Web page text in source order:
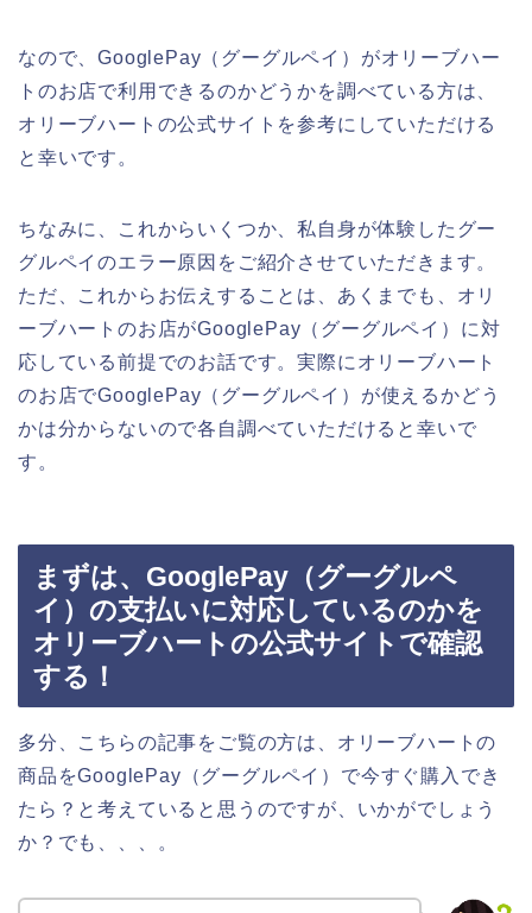
なので、GooglePay（グーグルペイ）がオリーブハー
トのお店で利用できるのかどうかを調べている方は、
オリーブハートの公式サイトを参考にしていただける
と幸いです。
ちなみに、これからいくつか、私自身が体験したグー
グルペイのエラー原因をご紹介させていただきます。
ただ、これからお伝えすることは、あくまでも、オリ
ーブハートのお店がGooglePay（グーグルペイ）に対
応している前提でのお話です。実際にオリーブハート
のお店でGooglePay（グーグルペイ）が使えるかどう
かは分からないので各自調べていただけると幸いで
す。
まずは、GooglePay（グーグルペ
イ）の支払いに対応しているのかを
オリーブハートの公式サイトで確認
する！
多分、こちらの記事をご覧の方は、オリーブハートの
商品をGooglePay（グーグルペイ）で今すぐ購入でき
たら？と考えていると思うのですが、いかがでしょう
か？でも、、、。